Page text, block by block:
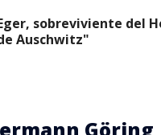
sobreviviente del
Auschwitz"
Göring